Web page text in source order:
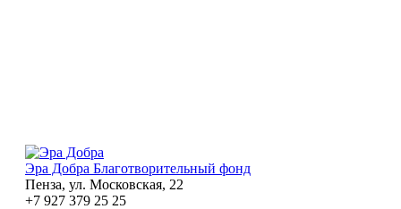
Эра Добра Благотворительный фонд
Пенза, ул. Московская, 22
+7 927 379 25 25